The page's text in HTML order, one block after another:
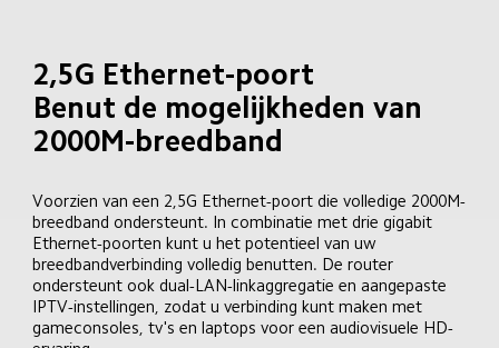
2,5G Ethernet-poort
Benut de mogelijkheden van
2000M-breedband
Voorzien van een 2,5G Ethernet-poort die volledige 2000M-
breedband ondersteunt. In combinatie met drie gigabit
Ethernet-poorten kunt u het potentieel van uw
breedbandverbinding volledig benutten. De router
ondersteunt ook dual-LAN-linkaggregatie en aangepaste
IPTV-instellingen, zodat u verbinding kunt maken met
gameconsoles, tv's en laptops voor een audiovisuele HD-